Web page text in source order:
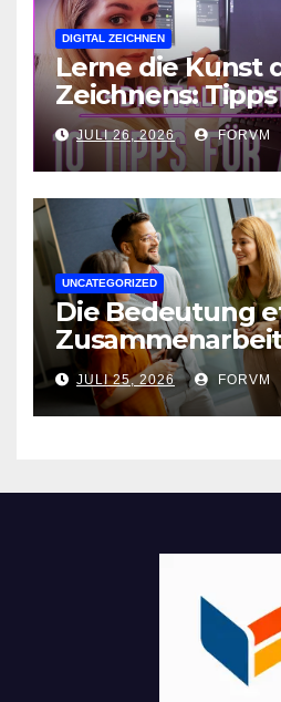
DIGITAL ZEICHNEN
Lerne die Kunst
Zeichnens:
für kreative
JULI 26, 2026 FORVM
UNCATEGORIZED
Die Bedeutung
Arbeitswelt
JULI 25, 2026 FORVM